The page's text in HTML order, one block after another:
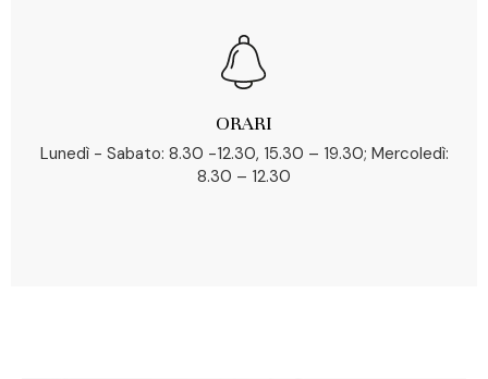
ORARI
Lunedì - Sabato: 8.30 -12.30, 15.30 – 19.30; Mercoledì:
8.30 – 12.30